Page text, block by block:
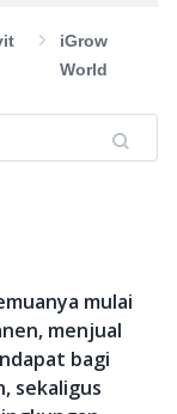
iGrow
World
mulai
menjual
bagi
sekaligus